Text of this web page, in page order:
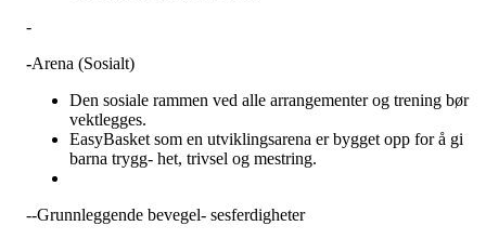
-
-Arena (Sosialt)
Den sosiale rammen ved alle arrangementer og trening bør
vektlegges.
EasyBasket som en utviklingsarena er bygget opp for å gi
barna trygg- het, trivsel og mestring.
--Grunnleggende bevegel- sesferdigheter